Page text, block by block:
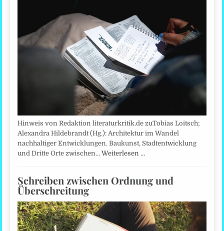
Hinweis von Redaktion literaturkritik.de zuTobias Loitsch;
Alexandra Hildebrandt (Hg.): Architektur im Wandel
nachhaltiger Entwicklungen. Baukunst, Stadtentwicklung
und Dritte Orte zwischen…Weiterlesen …
Schreiben zwischen Ordnung und
Überschreitung